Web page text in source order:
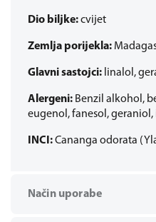
Dio biljke:cvijet
Zemlja porijekla:
Glavni sastojci: linalol,
Alergeni: Benzil alkohol,
eugenol, fanesol,
INCI:Cananga odorata
Način uporabe